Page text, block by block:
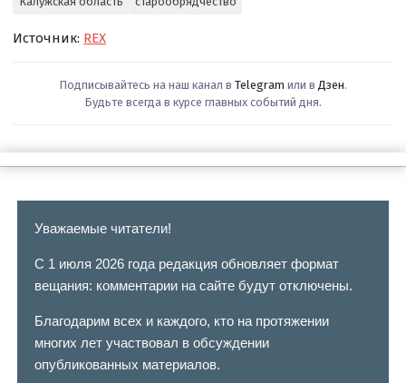
Источник: REX
Подписывайтесь на наш канал в Telegram или в Дзен.
Будьте всегда в курсе главных событий дня.
Уважаемые читатели!
С 1 июля 2026 года редакция обновляет формат
вещания: комментарии на сайте будут отключены.
Благодарим всех и каждого, кто на протяжении
многих лет участвовал в обсуждении
опубликованных материалов.